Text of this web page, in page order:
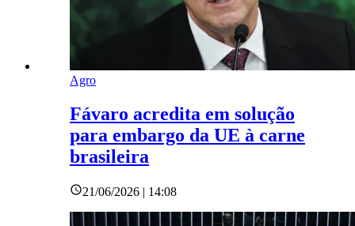
Agro
Fávaro acredita em solução
para embargo da UE à carne
brasileira
21/06/2026 | 14:08